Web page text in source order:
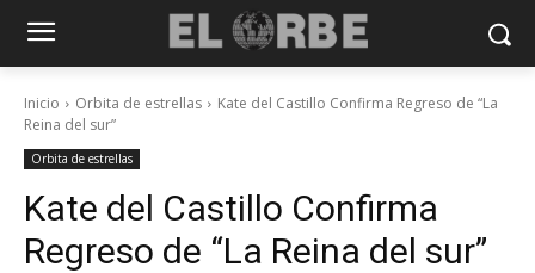
Inicio Orbita de estrellas
Kate del Castillo Confirma Regreso de “La
Reina del sur”
Orbita de estrellas
Kate del Castillo Confirma
Regreso de “La Reina del sur”